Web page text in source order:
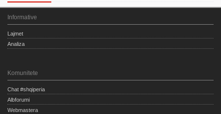
Informative
Lajmet
Analiza
Komunitete
Chat #shqiperia
Albforumi
Webmastera